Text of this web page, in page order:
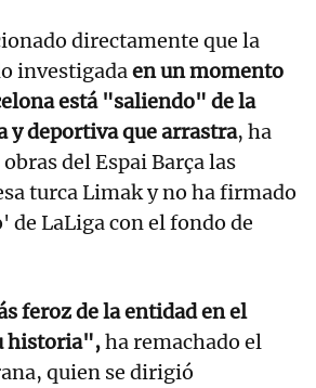
directamente que la
investigadaen un momento
está "saliendo" de la
y deportiva que arrastra, ha
del Espai Barça las
turca Limak y no ha firmado
LaLiga con el fondo de
feroz de la entidad en el
historia",ha remachado el
quien se dirigió